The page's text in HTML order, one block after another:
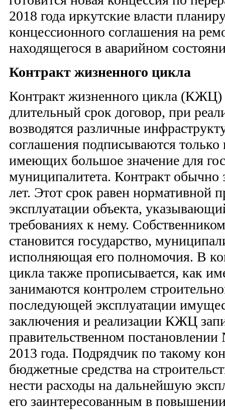
2018 года иркутские власти
концессионного соглашения на
находящегося в аварийном
Контракт жизненного цикла
Контракт жизненного цикла
длительный срок договор, при
возводятся различные
соглашения подписываются
имеющих большое значение для
муниципалитета. Контракт обычно
лет. Этот срок равен нормативной
эксплуатации объекта,
требованиях к нему.
становится государство,
исполняющая его полномочия. В
цикла также прописывается, как
занимаются контролем
последующей эксплуатации
заключения и реализации КЖЦ
правительственном
2013 года. Подрядчик по такому
бюджетные средства на
нести расходы на дальнейшую
его заинтересованным в повышении